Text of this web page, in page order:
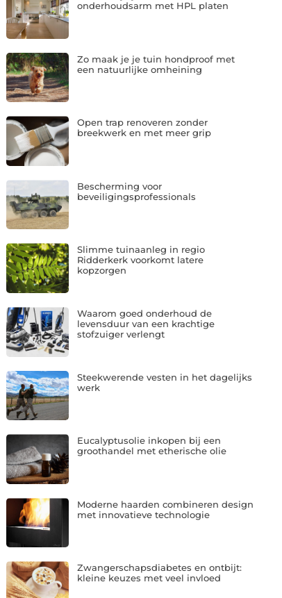
onderhoudsarm met HPL platen
Zo maak je je tuin hondproof met
een natuurlijke omheining
Open trap renoveren zonder
breekwerk en met meer grip
Bescherming voor
beveiligingsprofessionals
Slimme tuinaanleg in regio
Ridderkerk voorkomt latere
kopzorgen
Waarom goed onderhoud de
levensduur van een krachtige
stofzuiger verlengt
Steekwerende vesten in het dagelijks
werk
Eucalyptusolie inkopen bij een
groothandel met etherische olie
Moderne haarden combineren design
met innovatieve technologie
Zwangerschapsdiabetes en ontbijt:
kleine keuzes met veel invloed